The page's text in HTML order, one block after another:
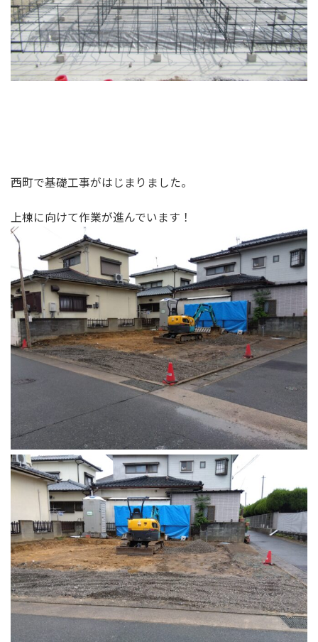
西町で基礎工事がはじまりました。
上棟に向けて作業が進んでいます！